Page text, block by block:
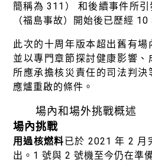
簡稱為 311） 和後續事件所
（福島事故）開始後已歷經 10
此次的十周年版本超出舊有場
並以專門章節探討健康影響、
所應承擔核災責任的司法判決
應爐重啟的條件。
場內和場外挑戰概述
場內挑戰
用過核燃料已於 2021 年 2 月
出。1 號與 2 號機至今仍在準